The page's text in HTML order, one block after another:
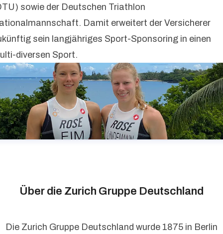
sowie der Deutschen Triathlon
Damit erweitert der Versicherer
sein langjähriges Sport-Sponsoring in einen
diversen Sport.
Über die Zurich Gruppe Deutschland
Die Zurich Gruppe Deutschland wurde 1875 in Berlin